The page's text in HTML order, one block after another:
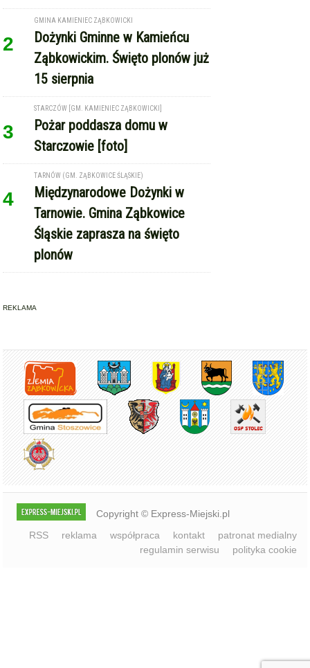
2
GMINA KAMIENIEC ZĄBKOWICKI
Dożynki Gminne w Kamieńcu
Ząbkowickim. Święto plonów już
15 sierpnia
3
STARCZÓW [GM. KAMIENIEC ZĄBKOWICKI]
Pożar poddasza domu w
Starczowie [foto]
4
TARNÓW (GM. ZĄBKOWICE ŚLĄSKIE)
Międzynarodowe Dożynki w
Tarnowie. Gmina Ząbkowice
Śląskie zaprasza na święto
plonów
REKLAMA
Copyright © Express-Miejski.pl
RSS
reklama współpraca kontakt
patronat medialny
regulamin serwisu
polityka cookie